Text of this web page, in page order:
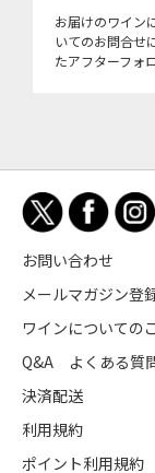
お届けのワイン
いてのお問合せ
たアフターフォ
お問い合わせ
メールマガジン登
ワインについての
Q&A よくある質
決済配送
利用規約
ポイント利用規約